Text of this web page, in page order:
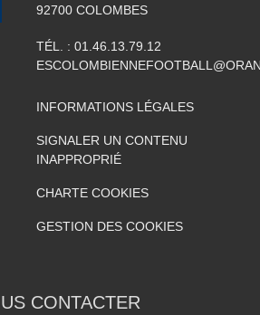
92700 COLOMBES
TÉL. : 01.46.13.79.12
INFORMATIONS LÉGALES
SIGNALER UN CONTENU
INAPPROPRIÉ
CHARTE COOKIES
GESTION DES COOKIES
CONTACTER